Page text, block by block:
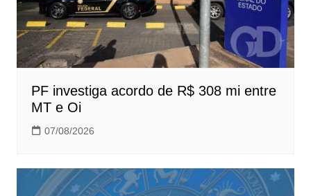
PF investiga acordo de R$ 308 mi entre
MT e Oi
07/08/2026